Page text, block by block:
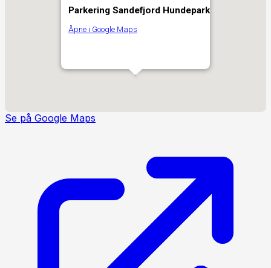
Parkering Sandefjord Hundepark
Åpne i Google Maps
Se på Google Maps